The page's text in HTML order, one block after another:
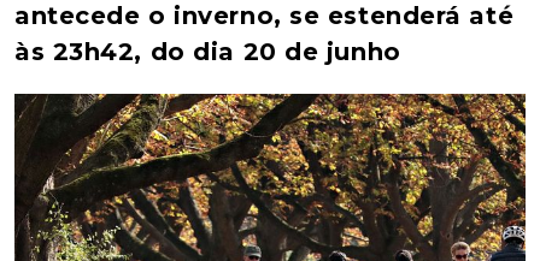
antecede o inverno, se estenderá até
às 23h42, do dia 20 de junho